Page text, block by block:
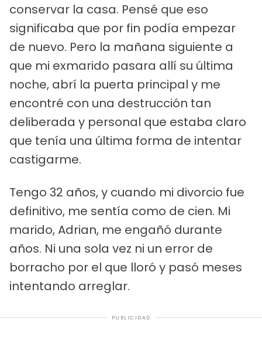
conservar la casa. Pensé que eso
significaba que por fin podía empezar
de nuevo. Pero la mañana siguiente a
que mi exmarido pasara allí su última
noche, abrí la puerta principal y me
encontré con una destrucción tan
deliberada y personal que estaba claro
que tenía una última forma de intentar
castigarme.
Tengo 32 años, y cuando mi divorcio fue
definitivo, me sentía como de cien. Mi
marido, Adrian, me engañó durante
años. Ni una sola vez ni un error de
borracho por el que lloró y pasó meses
intentando arreglar.
PUBLICIDAD